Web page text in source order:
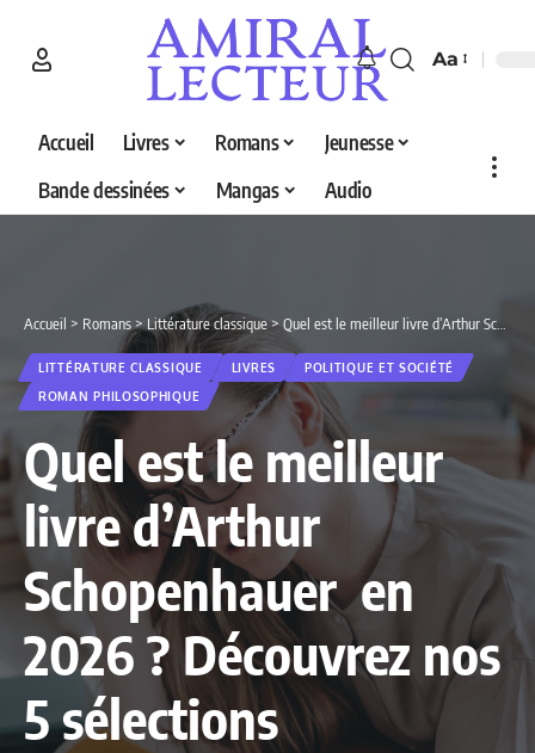
Aa
Accueil Livres Romans
Jeunesse
Bande dessinées
Mangas Audio
Accueil > Romans > Littérature classique> Quel est le meilleur livre d’Arthur Schopenhauer en 2026 ? Découvrez nos 5 sélections
LITTÉRATURE CLASSIQUE LIVRES
POLITIQUE ET SOCIÉTÉ
ROMAN PHILOSOPHIQUE
Quel est le meilleur
livre d’Arthur
Schopenhauer en
2026 ? Découvrez nos
5 sélections